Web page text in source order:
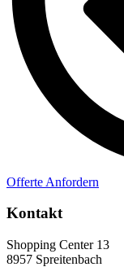
Offerte Anfordern
Kontakt
Shopping Center 13
8957 Spreitenbach